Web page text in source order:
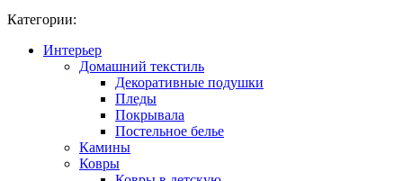
Категории:
Интерьер
Домашний текстиль
Декоративные подушки
Пледы
Покрывала
Постельное белье
Камины
Ковры